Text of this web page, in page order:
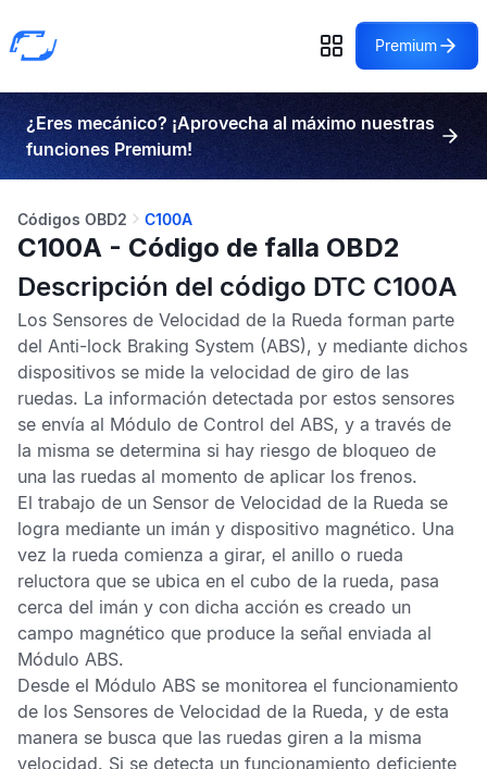
Premium
¿Eres mecánico? ¡Aprovecha al máximo nuestras
funciones Premium!
Códigos OBD2 C100A
C100A - Código de falla OBD2
Descripción del código DTC C100A
Los Sensores de Velocidad de la Rueda forman parte
del Anti-lock Braking System (ABS), y mediante dichos
dispositivos se mide la velocidad de giro de las
ruedas. La información detectada por estos sensores
se envía al Módulo de Control del ABS, y a través de
la misma se determina si hay riesgo de bloqueo de
una las ruedas al momento de aplicar los frenos.
El trabajo de un Sensor de Velocidad de la Rueda se
logra mediante un imán y dispositivo magnético. Una
vez la rueda comienza a girar, el anillo o rueda
reluctora que se ubica en el cubo de la rueda, pasa
cerca del imán y con dicha acción es creado un
campo magnético que produce la señal enviada al
Módulo ABS.
Desde el Módulo ABS se monitorea el funcionamiento
de los Sensores de Velocidad de la Rueda, y de esta
manera se busca que las ruedas giren a la misma
velocidad. Si se detecta un funcionamiento deficiente